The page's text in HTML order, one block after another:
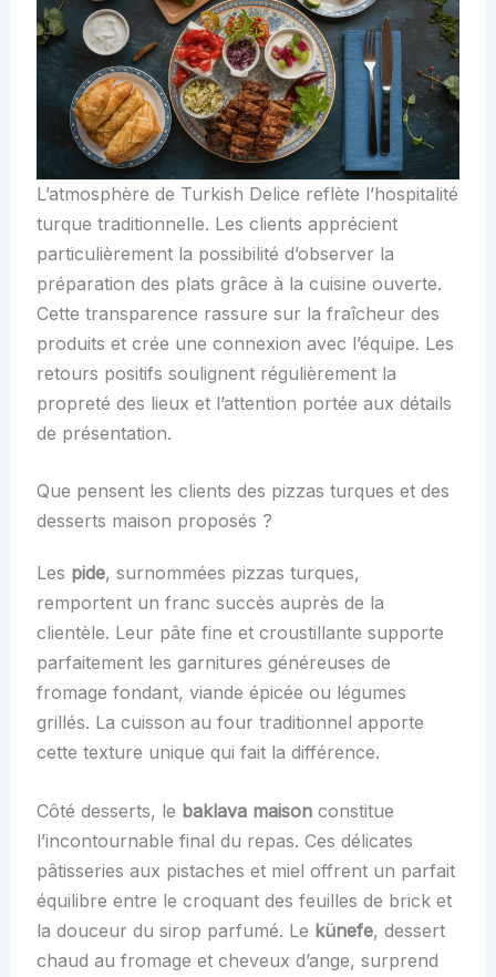
L’atmosphère de Turkish Delice reflète l’hospitalité
turque traditionnelle. Les clients apprécient
particulièrement la possibilité d’observer la
préparation des plats grâce à la cuisine ouverte.
Cette transparence rassure sur la fraîcheur des
produits et crée une connexion avec l’équipe. Les
retours positifs soulignent régulièrement la
propreté des lieux et l’attention portée aux détails
de présentation.
Que pensent les clients des pizzas turques et des
desserts maison proposés ?
Les pide, surnommées pizzas turques,
remportent un franc succès auprès de la
clientèle. Leur pâte fine et croustillante supporte
parfaitement les garnitures généreuses de
fromage fondant, viande épicée ou légumes
grillés. La cuisson au four traditionnel apporte
cette texture unique qui fait la différence.
Côté desserts, le baklava maisonconstitue
l’incontournable final du repas. Ces délicates
pâtisseries aux pistaches et miel offrent un parfait
équilibre entre le croquant des feuilles de brick et
la douceur du sirop parfumé. Le künefe, dessert
chaud au fromage et cheveux d’ange, surprend